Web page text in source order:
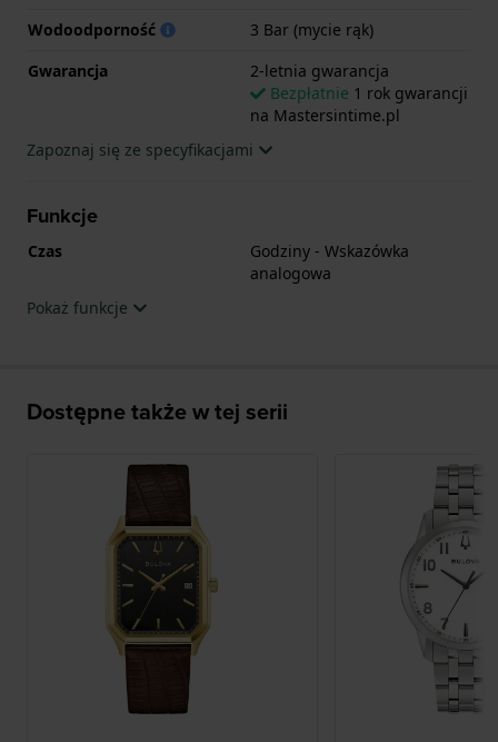
Wodoodporność
3 Bar (mycie rąk)
Gwarancja
2-letnia gwarancja
Bezpłatnie 1 rok gwarancji
na Mastersintime.pl
Zapoznaj się ze specyfikacjami
Funkcje
Czas
Godziny - Wskazówka
analogowa
Pokaż funkcje
Dostępne także w tej serii